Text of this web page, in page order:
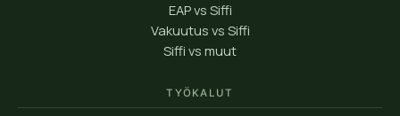
EAP vs Siffi
Vakuutus vs Siffi
Siffi vs muut
TYÖKALUT